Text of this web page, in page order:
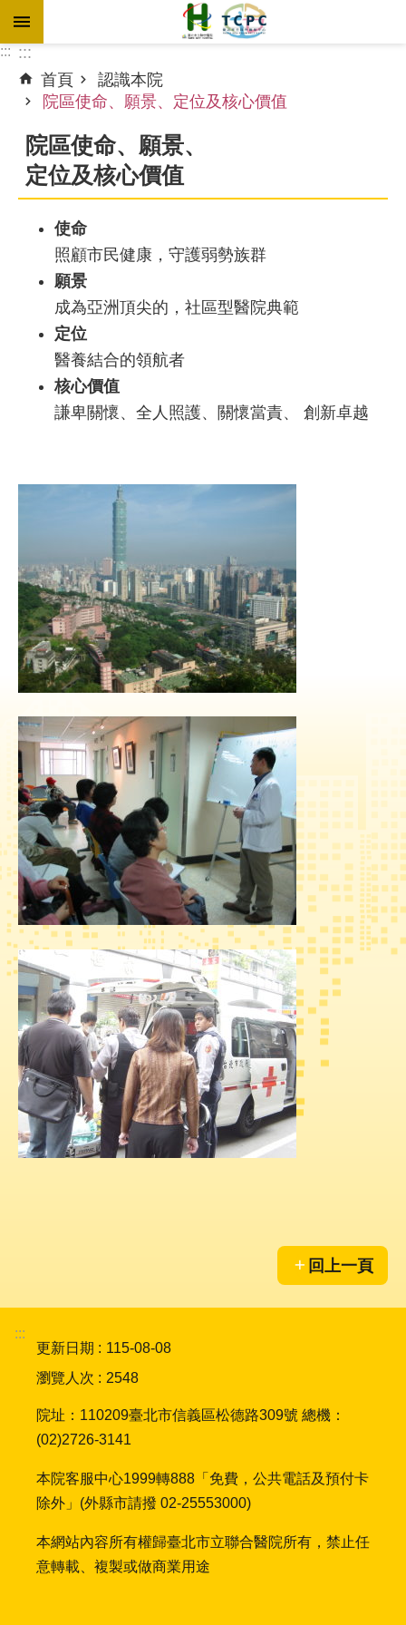
跳到主要內容區塊
進
階
尋
訊
專
認
本
色
醫
療
衛
教
區
教
學
研
究
網
站
導
覽
回
首
頁
台
北
卡-
健
康
工
信
ENGLISH
宣
導
用
ODF
開
::: :::
首頁
認識本院
院區使命、願景、定位及核心價值
院區使命、願景、
定位及核心價值
使命
照顧市民健康，守護弱勢族群
願景
成為亞洲頂尖的，社區型醫院典範
定位
醫養結合的領航者
核心價值
謙卑關懷、全人照護、關懷當責、
創新卓越
回上一頁
:::
更新日期
115-08-08
瀏覽人次
2548
院址：110209臺北市信義區松德路309號 總機：
(02)2726-3141
本院客服中心1999轉888「免費，公共電話及預付卡
除外」(外縣市請撥 02-25553000)
本網站內容所有權歸臺北市立聯合醫院所有，禁止任
意轉載、複製或做商業用途